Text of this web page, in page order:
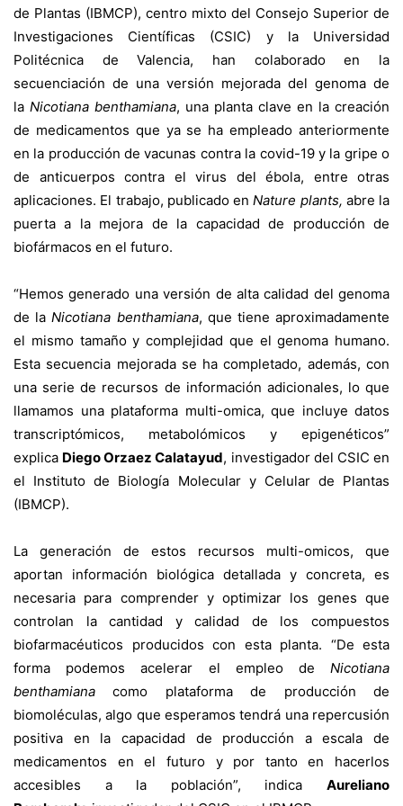
de Plantas (IBMCP), centro mixto del Consejo Superior de
Investigaciones Científicas (CSIC) y la Universidad
Politécnica de Valencia, han colaborado en la
secuenciación de una versión mejorada del genoma de
la Nicotiana benthamiana, una planta clave en la creación
de medicamentos que ya se ha empleado anteriormente
en la producción de vacunas contra la covid-19 y la gripe o
de anticuerpos contra el virus del ébola, entre otras
aplicaciones. El trabajo, publicado enNature plants, abre la
puerta a la mejora de la capacidad de producción de
biofármacos en el futuro.
“Hemos generado una versión de alta calidad del genoma
de laNicotiana benthamiana, que tiene aproximadamente
el mismo tamaño y complejidad que el genoma humano.
Esta secuencia mejorada se ha completado, además, con
una serie de recursos de información adicionales, lo que
llamamos una plataforma multi-omica, que incluye datos
transcriptómicos, metabolómicos y epigenéticos”
explica Diego Orzaez Calatayud, investigador del CSIC en
el Instituto de Biología Molecular y Celular de Plantas
(IBMCP).
La generación de estos recursos multi-omicos, que
aportan información biológica detallada y concreta, es
necesaria para comprender y optimizar los genes que
controlan la cantidad y calidad de los compuestos
biofarmacéuticos producidos con esta planta. “De esta
forma podemos acelerar el empleo de Nicotiana
benthamiana como plataforma de producción de
biomoléculas, algo que esperamos tendrá una repercusión
positiva en la capacidad de producción a escala de
medicamentos en el futuro y por tanto en hacerlos
accesibles a la población”, indica Aureliano